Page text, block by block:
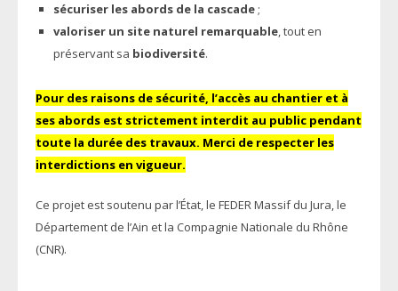
sécuriser les abords de la cascade ;
valoriser un site naturel remarquable, tout en
préservant sa biodiversité.
Pour des raisons de sécurité, l’accès au chantier et à
ses abords est strictement interdit au public pendant
toute la durée des travaux. Merci de respecter les
interdictions en vigueur.
Ce projet est soutenu par l’État, le FEDER Massif du Jura, le
Département de l’Ain et la Compagnie Nationale du Rhône
(CNR).